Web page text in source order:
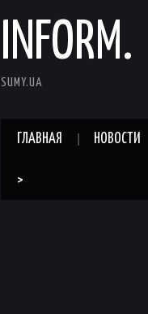
INFORM.
SUMY.UA
ГЛАВНАЯ НОВОСТИ
>